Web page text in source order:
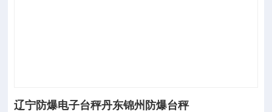
辽宁防爆电子台秤丹东锦州防爆台秤